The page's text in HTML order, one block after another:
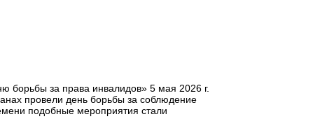
борьбы за права инвалидов» 5 мая 2026 г.
провели день борьбы за соблюдение
подобные мероприятия стали